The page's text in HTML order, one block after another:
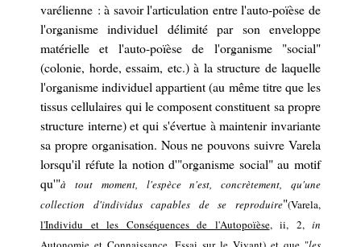
varélienne : à savoir l'articulation entre l'auto-poïèse de
l'organisme individuel délimité par son enveloppe
matérielle et l'auto-poïèse de l'organisme "social"
(colonie, horde, essaim, etc.) à la structure de laquelle
l'organisme individuelappartient (au même titre que les
tissus cellulaires qui le composentconstituent sa propre
structure interne)et qui s'évertue à maintenir invariante
sa propre organisation. Nous ne pouvons suivre Varela
lorsqu'il réfute la notion d'"organisme social" au motif
qu'"à tout moment, l'espèce n'est, concrètement, qu'une
collection d'individus capables de se reproduire"(Varela,
l'Individu et les Conséquences de l'Autopoïèse, ii, 2, in